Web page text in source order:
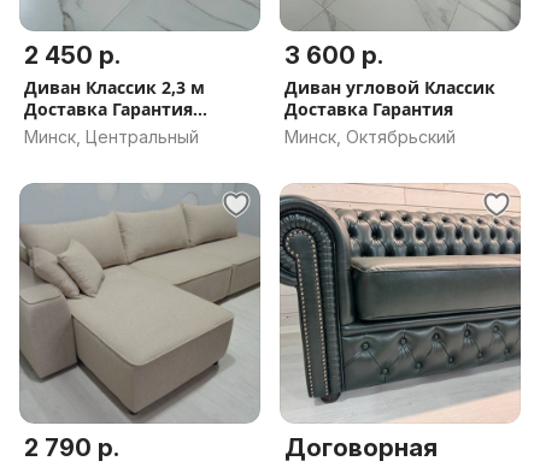
2 450 р.
Диван Классик 2,3 м
Доставка Гарантия
Рассрочка
Минск, Центральный
3 600 р.
Диван угловой Классик
Доставка Гарантия
Минск, Октябрьский
2 790 р. Договорная